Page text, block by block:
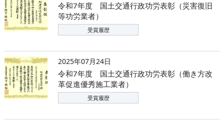
令和7年度 国土交通行政功労表彰（災害復旧
等功労業者）
受賞履歴
2025年07月24日
令和7年度 国土交通行政功労表彰（働き方改
革促進優秀施工業者）
受賞履歴